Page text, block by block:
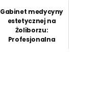
Gabinet medycyny
estetycznej na
Żoliborzu:
Profesjonalna